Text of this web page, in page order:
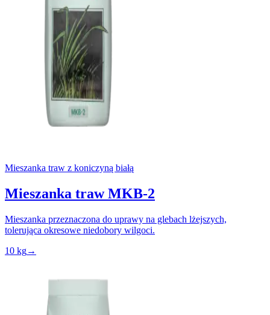
Mieszanka traw z koniczyną białą
Mieszanka traw MKB-2
Mieszanka przeznaczona do uprawy na glebach lżejszych,
tolerująca okresowe niedobory wilgoci.
10 kg→